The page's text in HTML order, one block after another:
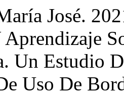
José.
Un Estudio
Uso De